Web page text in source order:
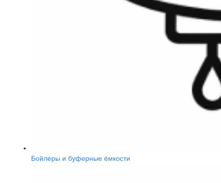
Бойлеры и буферные ёмкости